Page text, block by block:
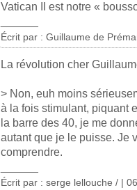
Vatican II est notre «
Écrit par : Guillaume de
La révolution cher
> Non, euh moins
à la fois stimulant, piquant
la barre des 40, je me
autant que je le puisse. Je
comprendre.
Écrit par : serge lellouche / |